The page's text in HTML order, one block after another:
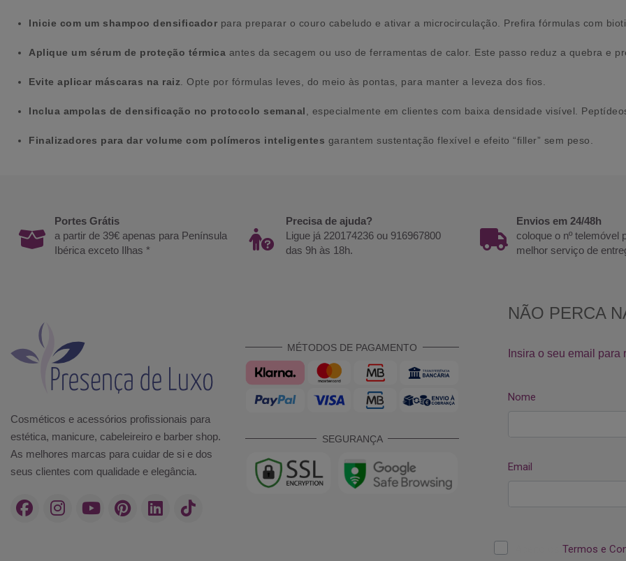
Inicie com um shampoo densificador para preparar o couro cabeludo e ativar a microcirculação. Prefira fórmulas com
Aplique um sérum de proteção térmica antes da secagem ou uso de ferramentas de calor. Este passo reduz a quebra e
Evite aplicar máscaras na raiz . Opte por fórmulas leves, do meio às pontas, para manter a leveza dos fios.
Inclua ampolas de densificação no protocolo semanal , especialmente em clientes com baixa densidade visível.
Finalizadores para dar volume com polímeros inteligentes garantem sustentação flexível e efeito “filler” sem peso.
Portes Grátis
a partir de 39€ apenas para Península
Ibérica exceto Ilhas *
Precisa de ajuda?
Ligue já 220174236 ou 916967800
das 9h às 18h.
Envios em 24/48h
coloque o nº telemóvel
melhor serviço de
Cosméticos e acessórios profissionais para
estética, manicure, cabeleireiro e barber shop.
As melhores marcas para cuidar de si e dos
seus clientes com qualidade e elegância.
MÉTODOS DE PAGAMENTO
SEGURANÇA